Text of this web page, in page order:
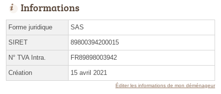
Informations
Forme juridique SAS
SIRET 89800394200015
N° TVA Intra. FR89898003942
Création 15 avril 2021
Éditer les informations de mon déménageur